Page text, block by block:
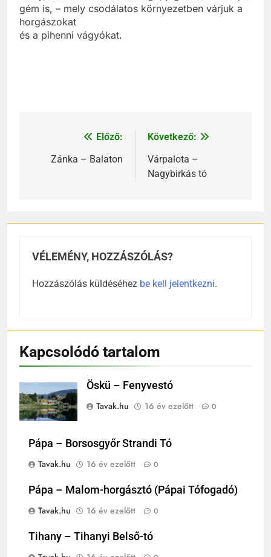
gém is, – mely csodálatos környezetben várjuk a
horgászokat
és a pihenni vágyókat.
Bejegyzés
navigáció
Előző:
Zánka – Balaton
Következő:
Várpalota –
Nagybirkás tó
VÉLEMÉNY, HOZZÁSZÓLÁS?
Hozzászólás küldéséhez be kell jelentkezni.
Kapcsolódó tartalom
Öskü – Fenyvestó
Tavak.hu
16 év ezelőtt 0
Pápa – Borsosgyőr Strandi Tó
Tavak.hu
16 év ezelőtt 0
Pápa – Malom-horgásztó (Pápai Tófogadó)
Tavak.hu
16 év ezelőtt 0
Tihany – Tihanyi Belső-tó